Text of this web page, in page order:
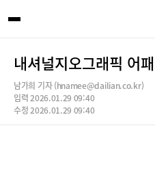
내셔널지오그래픽 어
남가희 기자 (hnamee@dailian.co.kr)
입력 2026.01.29 09:40
수정 2026.01.29 09:40